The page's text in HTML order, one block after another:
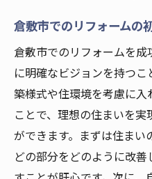
倉敷市のリフォ
リフォームを成
倉敷市の魅力を活か
活を始める
倉敷市の地域特
イデア
新しい生活スタ
倉敷市でのリフォームの
倉敷市でのリフォームを
に明確なビジョンを持つ
築様式や住環境を考慮に
ことで、理想の住まいを
ができます。まずは住まい
どの部分をどのように改